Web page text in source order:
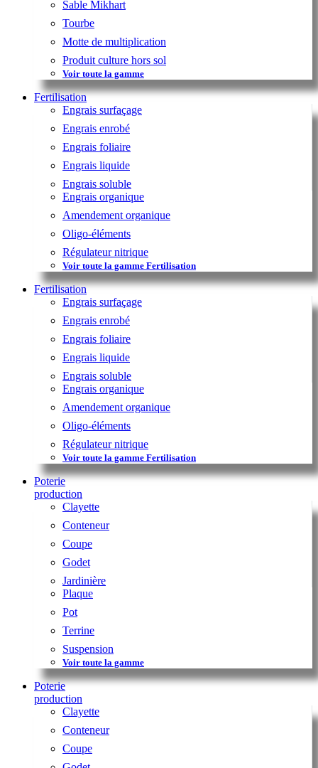
Sable Mikhart
Tourbe
Motte de multiplication
Produit culture hors sol
Voir toute la gamme
Fertilisation
Engrais surfaçage
Engrais enrobé
Engrais foliaire
Engrais liquide
Engrais soluble
Engrais organique
Amendement organique
Oligo-éléments
Régulateur nitrique
Voir toute la gamme Fertilisation
Fertilisation
Engrais surfaçage
Engrais enrobé
Engrais foliaire
Engrais liquide
Engrais soluble
Engrais organique
Amendement organique
Oligo-éléments
Régulateur nitrique
Voir toute la gamme Fertilisation
Poterie
production
Clayette
Conteneur
Coupe
Godet
Jardinière
Plaque
Pot
Terrine
Suspension
Voir toute la gamme
Poterie
production
Clayette
Conteneur
Coupe